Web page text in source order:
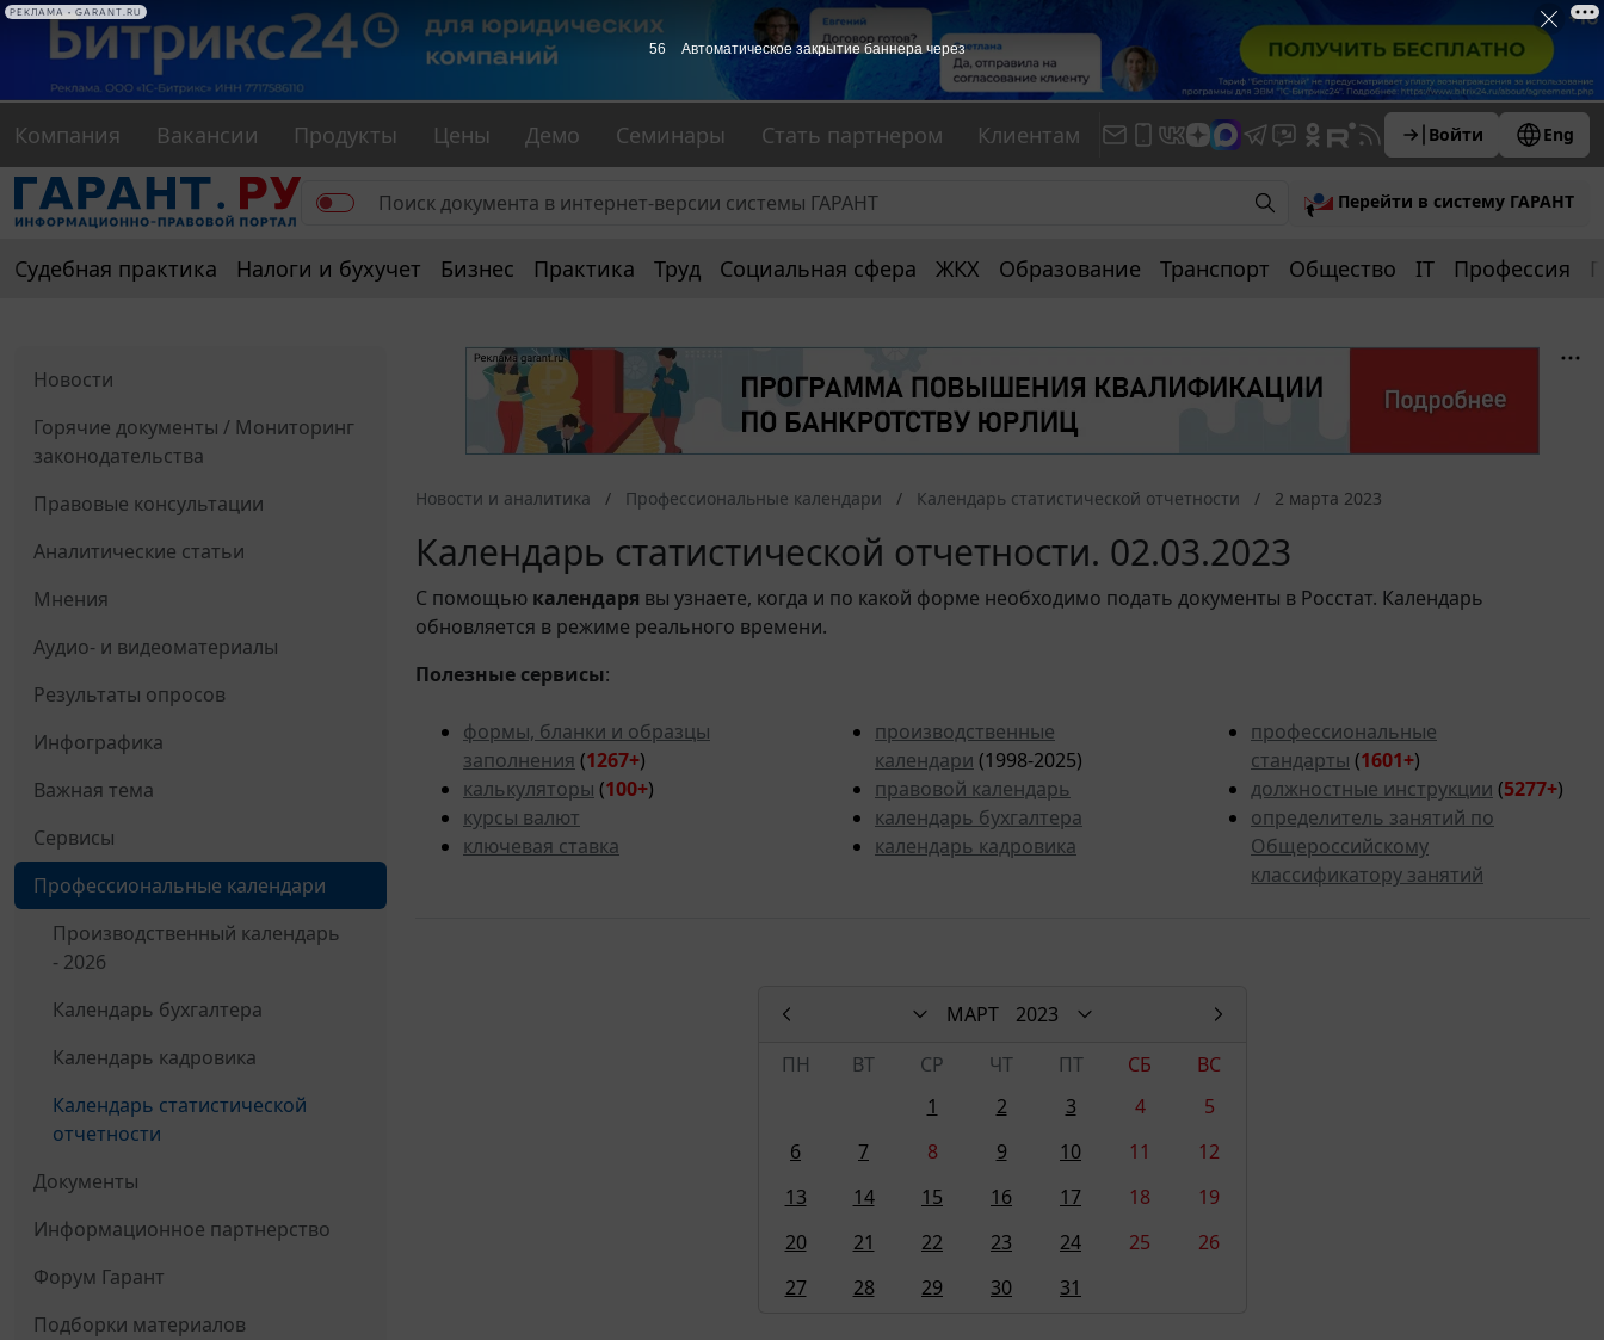
Компания Вакансии Продукты Цены Демо Семинары Стать партнером Клиентам Войти Eng
Перейти в систему ГАРАНТ
Судебная практика Налоги и бухучет Бизнес Практика Труд Социальная сфера ЖКХ Образование Транспорт Общество IT Профессия
Новости
Горячие документы / Мониторинг
законодательства
Правовые консультации
Аналитические статьи
Мнения
Аудио- и видеоматериалы
Результаты опросов
Инфографика
Важная тема
Сервисы
Профессиональные календари
Производственный календарь
- 2026
Календарь бухгалтера
Календарь кадровика
Календарь статистической
отчетности
Документы
Информационное партнерство
Форум Гарант
Подборки материалов
Новости и аналитика Профессиональные календари Календарь статистической отчетности 2 марта 2023
Календарь статистической отчетности. 02.03.2023
С помощью календаря вы узнаете, когда и по какой форме необходимо подать документы в Росстат. Календарь
обновляется в режиме реального времени.
Полезные сервисы:
формы, бланки и образцы
заполнения (1267+)
калькуляторы (100+)
курсы валют
ключевая ставка
производственные
календари (1998-2025)
правовой календарь
календарь бухгалтера
календарь кадровика
профессиональные
стандарты (1601+)
должностные инструкции (5277+)
определитель занятий по
Общероссийскому
классификатору занятий
МАРТ
2023
ПН
ВТ СР ЧТ ПТ СБ
ВС
1
2 3 4
5
6
7 8 9 10 11
12
13
14 15 16 17 18
19
20
21 22 23 24 25
26
27
28 29 30 31
56 Автоматическое закрытие баннера через
РЕКЛАМА • GARANT.RU